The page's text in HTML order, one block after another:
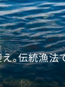
。伝統漁法